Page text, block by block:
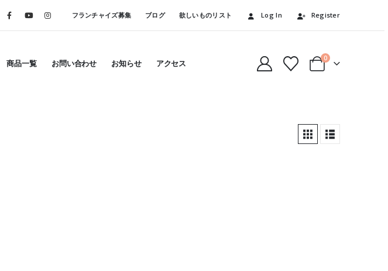
フランチャイズ募集 ブログ 欲しいものリスト Log In Register
商品一覧 お問い合わせ お知らせ アクセス 0